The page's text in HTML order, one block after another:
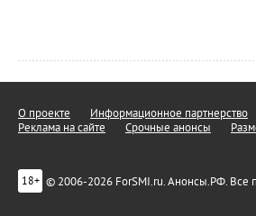
О проекте Информационное партнерство
Реклама на сайте
Срочные анонсы
18+ © 2006-2026 ForSMI.ru. Анонсы.РФ. Все